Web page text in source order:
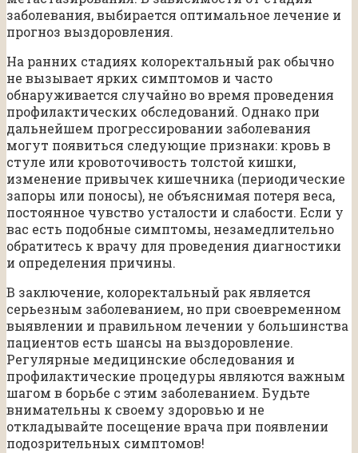
заболевания, выбирается оптимальное лечение и
прогноз выздоровления.
На ранних стадиях колоректальный рак обычно
не вызывает ярких симптомов и часто
обнаруживается случайно во время проведения
профилактических обследований. Однако при
дальнейшем прогрессировании заболевания
могут появиться следующие признаки: кровь в
стуле или кровоточивость толстой кишки,
изменение привычек кишечника (периодические
запоры или поносы), не объяснимая потеря веса,
постоянное чувство усталости и слабости. Если у
вас есть подобные симптомы, незамедлительно
обратитесь к врачу для проведения диагностики
и определения причины.
В заключение, колоректальный рак является
серьезным заболеванием, но при своевременном
выявлении и правильном лечении у большинства
пациентов есть шансы на выздоровление.
Регулярные медицинские обследования и
профилактические процедуры являются важным
шагом в борьбе с этим заболеванием. Будьте
внимательны к своему здоровью и не
откладывайте посещение врача при появлении
подозрительных симптомов!